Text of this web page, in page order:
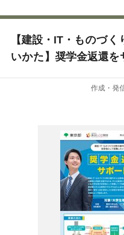
【建設・IT・ものづ
いかた】奨学金返還
作成・発